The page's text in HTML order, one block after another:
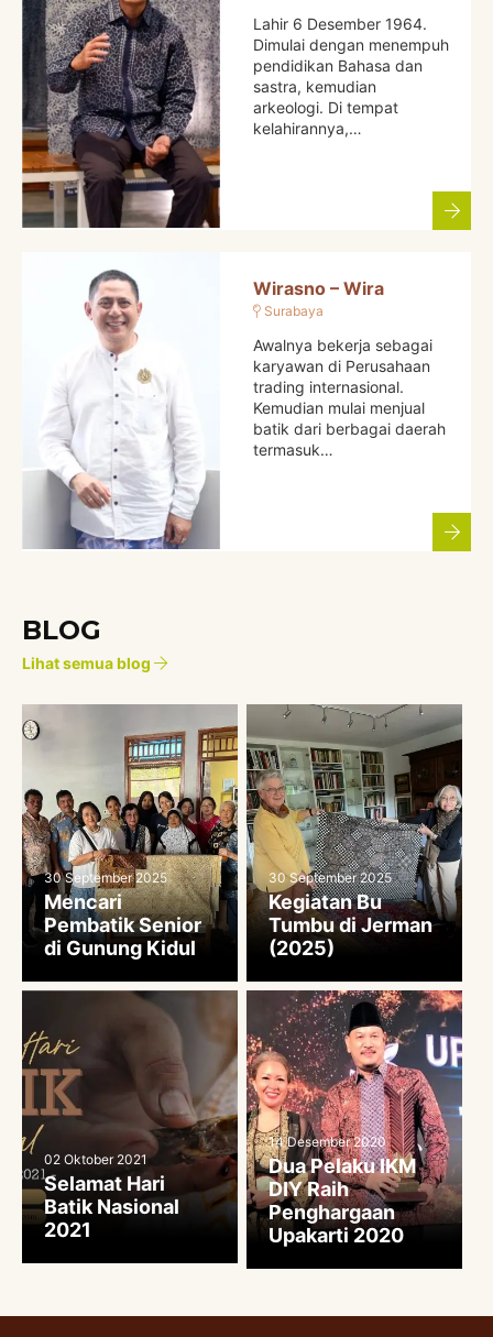
Lahir 6 Desember 1964.
Dimulai dengan menempuh
pendidikan Bahasa dan
sastra, kemudian
arkeologi. Di tempat
kelahirannya,…
Wirasno – Wira
Surabaya
Awalnya bekerja sebagai
karyawan di Perusahaan
trading internasional.
Kemudian mulai menjual
batik dari berbagai daerah
termasuk…
BLOG
Lihat semua blog
30 September 2025
Mencari
Pembatik Senior
di Gunung Kidul
30 September 2025
Kegiatan Bu
Tumbu di Jerman
(2025)
02 Oktober 2021
Selamat Hari
Batik Nasional
2021
14 Desember 2020
Dua Pelaku IKM
DIY Raih
Penghargaan
Upakarti 2020